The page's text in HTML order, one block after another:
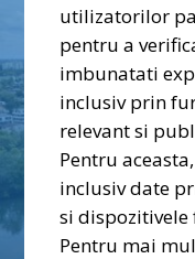
utilizatorilor
pentru a
imbunatati
inclusiv prin
relevant si
Pentru
inclusiv date
si
Pentru mai